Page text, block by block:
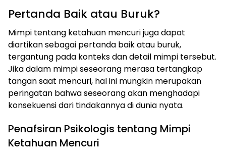
Pertanda Baik atau Buruk?
Mimpi tentang ketahuan mencuri juga dapat
diartikan sebagai pertanda baik atau buruk,
tergantung pada konteks dan detail mimpi tersebut.
Jika dalam mimpi seseorang merasa tertangkap
tangan saat mencuri, hal ini mungkin merupakan
peringatan bahwa seseorang akan menghadapi
konsekuensi dari tindakannya di dunia nyata.
Penafsiran Psikologis tentang Mimpi
Ketahuan Mencuri